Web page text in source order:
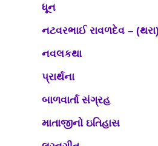
ધૂન
નટવરભાઈ રાવળદેવ –
નવલકથા
પ્રાર્થના
બાળવાર્તા સંગ્રહ
માતાજીનો ઇતિહાસ